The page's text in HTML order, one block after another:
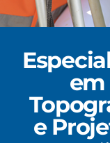
em
e